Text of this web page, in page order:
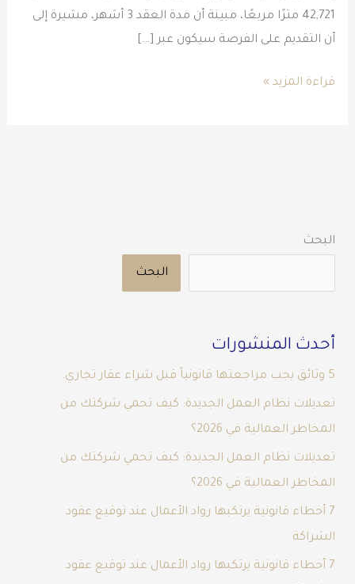
42,721 مترًا مربعًا، مبينة أن مدة العقد 3 أشهر، مشيرة إلى
أن التقديم على الفرصة سيكون عبر […]
قراءة المزيد »
البحث
البحث
أحدث المنشورات
5 وثائق يجب مراجعتها قانونياً قبل شراء عقار تجاري.
تعديلات نظام العمل الجديدة: كيف تحمي شركتك من
المخاطر العمالية في 2026؟
تعديلات نظام العمل الجديدة: كيف تحمي شركتك من
المخاطر العمالية في 2026؟
7 أخطاء قانونية يرتكبها رواد الأعمال عند توقيع عقود
الشراكة
7 أخطاء قانونية يرتكبها رواد الأعمال عند توقيع عقود